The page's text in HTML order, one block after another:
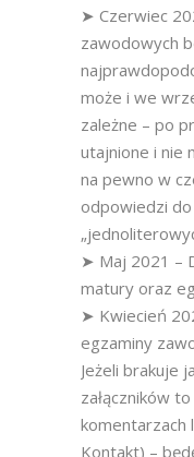
➤ Czerwiec
zawodowych
może i we
zależne – po
utajnione i nie
na pewno w
odpowiedzi
➤ Maj 2021 –
matury oraz
➤ Kwiecień
egzaminy
Jeżeli brakuje
załączników
komentarzach
Kontakt) –